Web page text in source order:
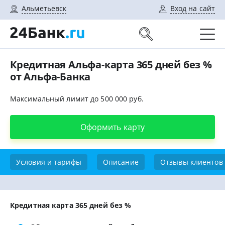
Альметьевск Вход на сайт
Кредитная Альфа-карта 365 дней без %
от Альфа-Банка
Максимальный лимит до 500 000 руб.
Оформить карту
Условия и тарифы Описание Отзывы клиентов
Кредитная карта 365 дней без %